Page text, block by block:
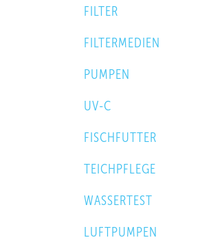
FILTER
FILTERMEDIEN
PUMPEN
UV-C
FISCHFUTTER
TEICHPFLEGE
WASSERTEST
LUFTPUMPEN